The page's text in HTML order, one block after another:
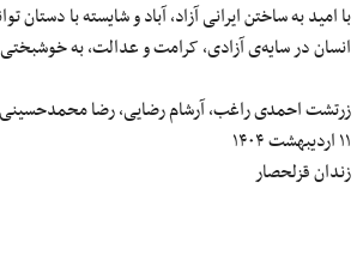
با امید به ساختن ایرانی آزاد، آباد و شایسته با دستان
انسان در سایه‌ی آزادی، کرامت و عدالت، به
زرتشت احمدی راغب، آرشام رضایی، رضا محمدحسینی
۱۱ اردیبهشت ۱۴۰۴
زندان قزلحصار